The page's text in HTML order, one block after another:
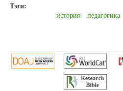
Тэги:
история педагогика